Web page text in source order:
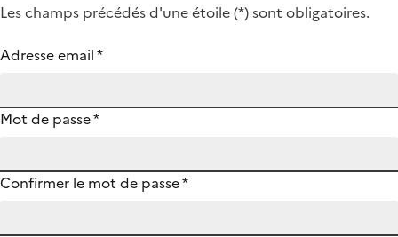
Les champs précédés d'une étoile (*) sont obligatoires.
Adresse email*
Mot de passe*
Confirmer le mot de passe*